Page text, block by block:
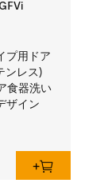
プ用ドア
ンレス)
食器洗い
ザイン